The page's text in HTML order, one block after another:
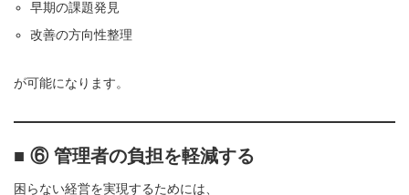
早期の課題発見
改善の方向性整理
が可能になります。
■ ⑥ 管理者の負担を軽減する
困らない経営を実現するためには、